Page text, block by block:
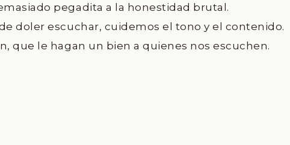
pegadita a la honestidad brutal.
doler escuchar, cuidemos el tono y el contenido.
que le hagan un bien a quienes nos escuchen.